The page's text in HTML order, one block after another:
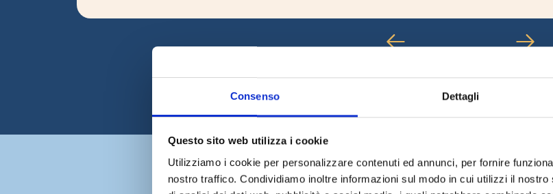
Consenso Dettagli
Questo sito web utilizza i cookie
Utilizziamo i cookie per personalizzare contenuti ed annunci, per fornire
nostro traffico. Condividiamo inoltre informazioni sul modo in cui utilizzi il